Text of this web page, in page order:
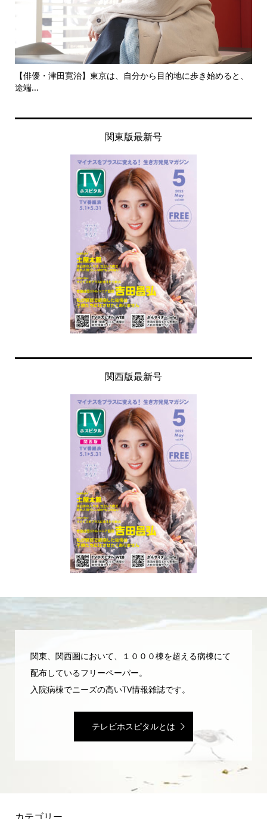
【俳優・津田寛治】東京は、自分から目的地に歩き始めると、
途端...
関東版最新号
関西版最新号
関東、関西圏において、１０００棟を超える病棟にて
配布しているフリーペーパー。
入院病棟でニーズの高いTV情報雑誌です。
テレビホスピタルとは